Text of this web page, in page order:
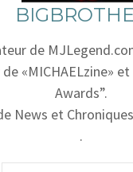
de
«MICHAELzine»
Awards”.
News et
.